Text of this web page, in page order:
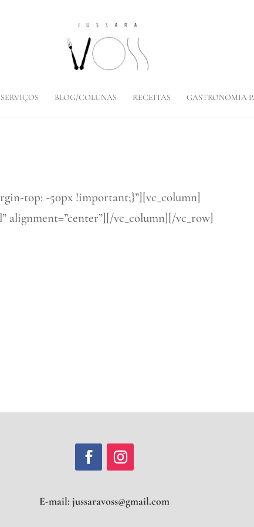
SERVIÇOS BLOG/COLUNAS RECEITAS GASTRONOMIA
top: -50px !important;}”][vc_column]
alignment=”center”][/vc_column][/vc_row]
E-mail:jussaravoss@gmail.co